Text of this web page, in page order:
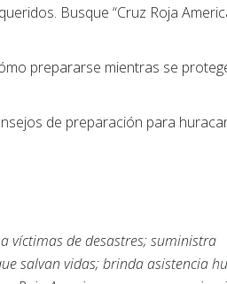
Busque “Cruz Roja
prepararse mientras se
de preparación para
víctimas de desastres; suministra
salvan vidas; brinda asistencia